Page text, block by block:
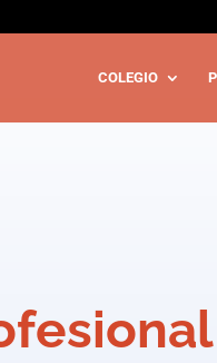
COLEGIO